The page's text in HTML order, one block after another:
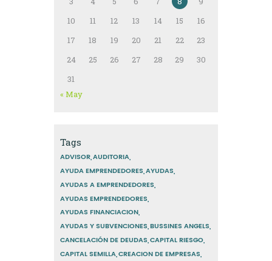
10
11 12 13 14 15
16
17
18 19 20 21 22
23
24
25 26 27 28 29
30
31
« May
Tags
ADVISOR AUDITORIA
AYUDA EMPRENDEDORES AYUDAS
AYUDAS A EMPRENDEDORES
AYUDAS EMPRENDEDORES
AYUDAS FINANCIACION
AYUDAS Y SUBVENCIONES BUSSINES ANGELS
CANCELACIÓN DE DEUDAS CAPITAL RIESGO
CAPITAL SEMILLA CREACION DE EMPRESAS